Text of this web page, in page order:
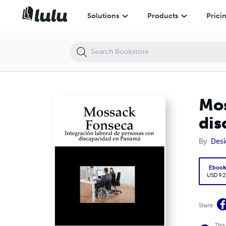
Solutions Products
By
Ebook
USD
Share
Mossack Fonseca: Integración laboral de personas con